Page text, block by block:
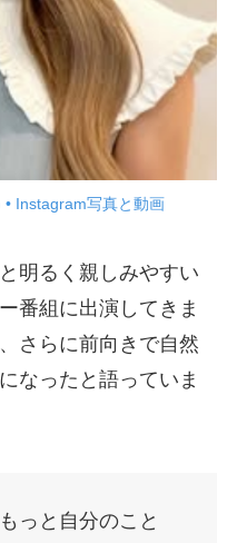
Instagram写真と動画
明るく親しみやすい
番組に出演してきま
さらに前向きで自然
なったと語っていま
っと自分のこと